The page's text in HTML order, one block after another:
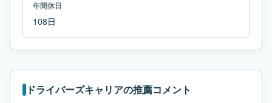
年間休日
108日
ドライバーズキャリアの推薦コメント